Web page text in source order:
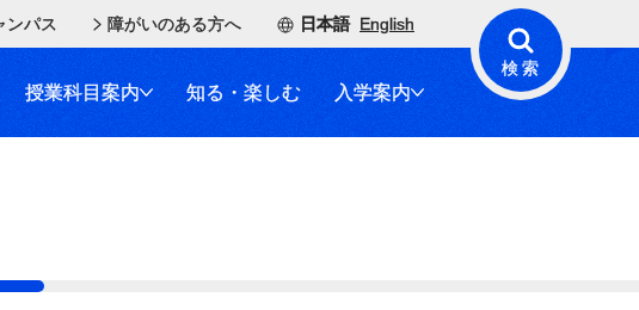
ンパス 障がいのある方へ 日本語 English
授業科目案内 知る・楽しむ 入学案内
検索